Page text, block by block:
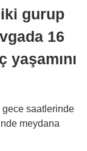
iki gurup
16
yaşamını
gece saatlerinde
meydana